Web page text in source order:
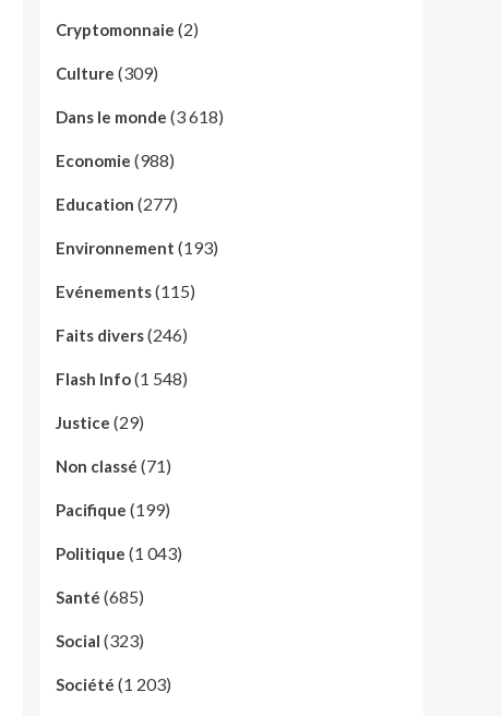
Cryptomonnaie (2)
Culture (309)
Dans le monde (3 618)
Economie (988)
Education (277)
Environnement (193)
Evénements(115)
Faits divers(246)
Flash Info(1 548)
Justice (29)
Non classé (71)
Pacifique (199)
Politique (1 043)
Santé (685)
Social (323)
Société (1 203)